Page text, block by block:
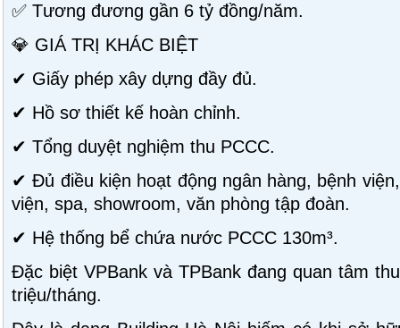
✅ Tương đương gần 6 tỷ đồng/năm.
💎 GIÁ TRỊ KHÁC BIỆT
✔ Giấy phép xây dựng đầy đủ.
✔ Hồ sơ thiết kế hoàn chỉnh.
✔ Tổng duyệt nghiệm thu PCCC.
✔ Đủ điều kiện hoạt động ngân hàng, bệnh
viện, spa, showroom, văn phòng tập đoàn.
✔ Hệ thống bể chứa nước PCCC 130m³.
Đặc biệt VPBank và TPBank đang quan tâm
triệu/tháng.